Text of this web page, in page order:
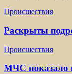
Происшествия
Раскрыты
Происшествия
МЧС показало